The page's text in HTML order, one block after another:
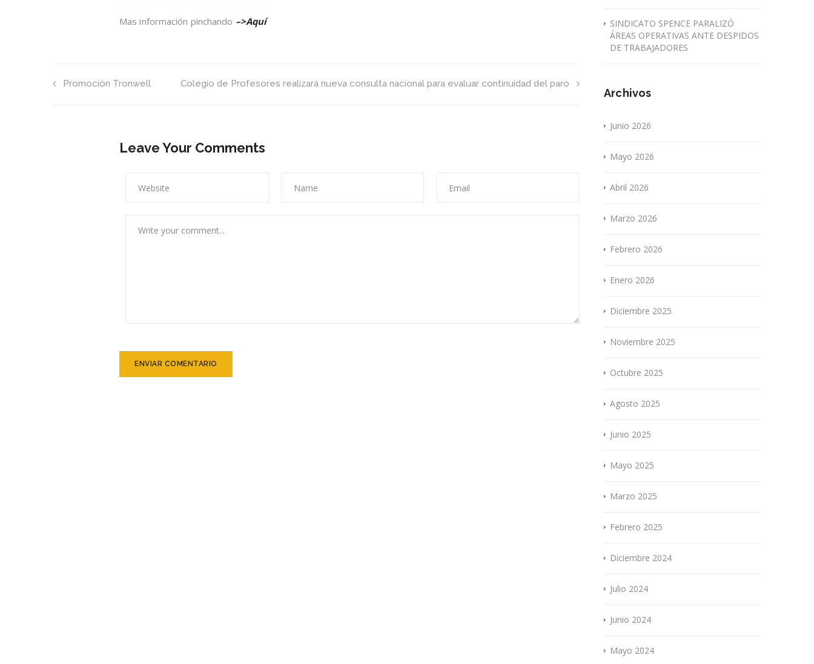
Mas información pinchando –>Aquí
Promoción Tronwell Colegio de Profesores realizará nueva consulta nacional para evaluar continuidad del paro
Leave Your Comments
SINDICATO SPENCE PARALIZÓ
ÁREAS OPERATIVAS ANTE DESPIDOS
DE TRABAJADORES
Archivos
Junio 2026
Mayo 2026
Abril 2026
Marzo 2026
Febrero 2026
Enero 2026
Diciembre 2025
Noviembre 2025
Octubre 2025
Agosto 2025
Junio 2025
Mayo 2025
Marzo 2025
Febrero 2025
Diciembre 2024
Julio 2024
Junio 2024
Mayo 2024